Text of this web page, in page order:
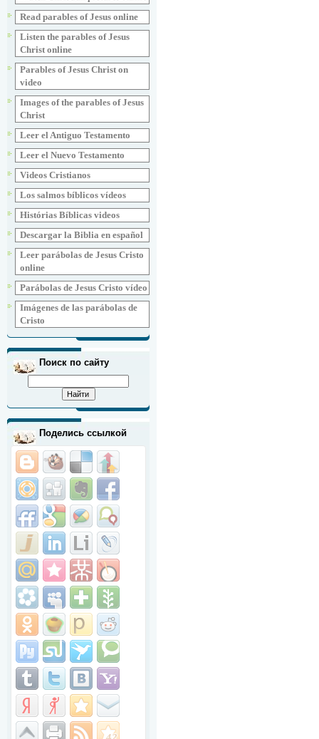
Read parables of Jesus online
Listen the parables of Jesus
Christ online
Parables of Jesus Christ on
video
Images of the parables of Jesus
Christ
Leer el Antiguo Testamento
Leer el Nuevo Testamento
Videos Cristianos
Los salmos bíblicos vídeos
Histórias Bíblicas videos
Descargar la Biblia en español
Leer parábolas de Jesus Cristo
online
Parábolas de Jesus Cristo vídeo
Imágenes de las parábolas de
Cristo
Поиск по сайту
Поделись ссылкой